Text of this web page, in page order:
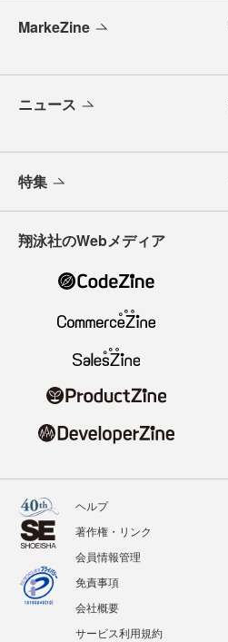
MarkeZine
ニュース
特集
翔泳社のWebメディア
ヘルプ
著作権・リンク
会員情報管理
免責事項
会社概要
サービス利用規約